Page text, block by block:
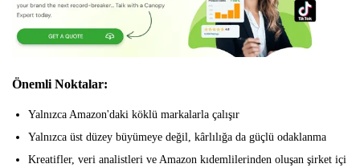
Önemli Noktalar:
Yalnızca Amazon'daki köklü markalarla çalışır
Yalnızca üst düzey büyümeye değil, kârlılığa da güçlü odaklanma
Kreatifler, veri analistleri ve Amazon kıdemlilerinden oluşan şirket içi